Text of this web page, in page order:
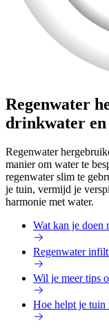
Regenwater
drinkwater
Regenwater
manier om water te
regenwater slim te
je tuin, vermijd je
harmonie met water.
Wat kan je doen
Regenwater
Wil je meer tips
Hoe helpt je tuin